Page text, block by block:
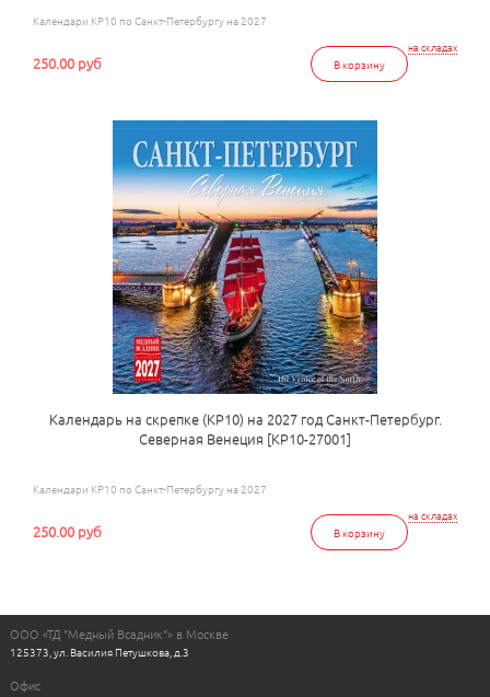
Календари КР10 по Санкт-Петербургу на 2027
на складах
В корзину
250.00 руб
Календарь на скрепке (КР10) на 2027 год Санкт-Петербург.
Северная Венеция [КР10-27001]
Календари КР10 по Санкт-Петербургу на 2027
на складах
В корзину
250.00 руб
ООО «ТД "Медный Всадник"» в Москве
125373, ул. Василия Петушкова, д.3
Офис